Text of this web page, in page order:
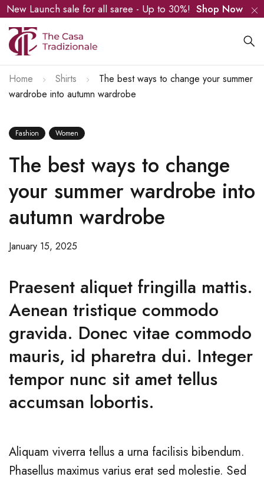
New Launch sale for all saree - Up to 30%! Shop Now
Home Shirts
The best ways to change your summer
wardrobe into autumn wardrobe
Fashion Women
The best ways to change
your summer wardrobe into
autumn wardrobe
January 15, 2025
Praesent aliquet fringilla mattis.
Aenean tristique commodo
gravida. Donec vitae commodo
mauris, id pharetra dui. Integer
tempor nunc sit amet tellus
accumsan lobortis.
Aliquam viverra tellus a urna facilisis bibendum.
Phasellus maximus varius erat sed molestie. Sed